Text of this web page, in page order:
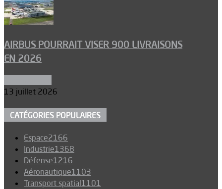
AIRBUS POURRAIT VISER 900 LIVRAISONS
EN 2026
13 juillet 2026
CATÉGORIES POPULAIRES
Espace2166
Industrie1368
Défense1216
Aéronautique1103
Transport spatial1101